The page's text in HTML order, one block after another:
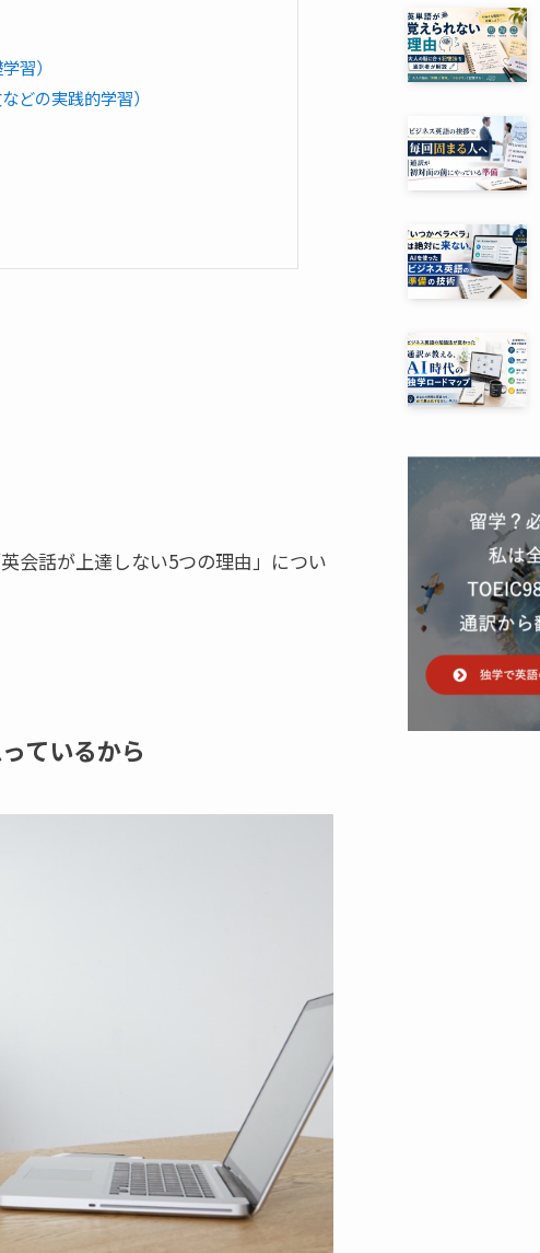
習）
どの実践的学習）
会話が上達しない5つの理由」につい
ているから